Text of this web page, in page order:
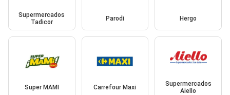
Supermercados
Tadicor
Parodi Hergo
Super MAMI Carrefour Maxi
Supermercados
Aiello